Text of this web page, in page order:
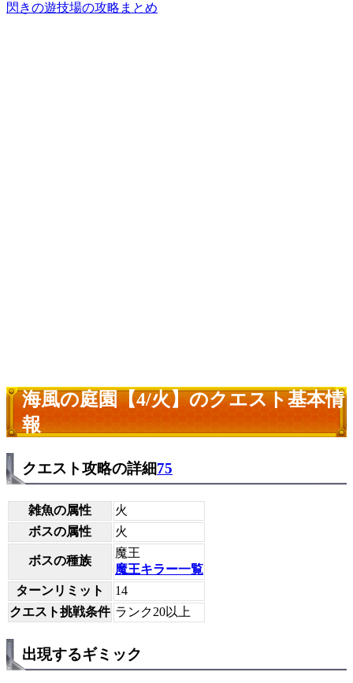
閃きの遊技場の攻略まとめ
海風の庭園【4/火】のクエスト基本情
報
クエスト攻略の詳細75
雑魚の属性
火
ボスの属性
火
ボスの種族
魔王
魔王キラー一覧
ターンリミット
14
クエスト挑戦条件 ランク20以上
出現するギミック